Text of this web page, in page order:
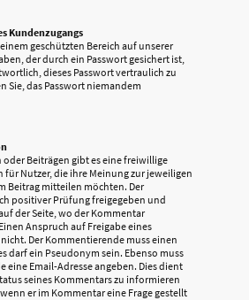
Kundenzugangs
geschützten Bereich auf unserer
der durch ein Passwort gesichert ist,
dieses Passwort vertraulich zu
Sie, das Passwort niemandem
oder Beiträgen gibt es eine freiwillige
Nutzer, die ihre Meinung zur jeweiligen
Beitrag mitteilen möchten. Der
positiver Prüfung freigegeben und
der Seite, wo der Kommentar
Anspruch auf Freigabe eines
Der Kommentierende muss einen
darf ein Pseudonym sein. Ebenso muss
eine Email-Adresse angeben. Dies dient
seines Kommentars zu informieren
er im Kommentar eine Frage gestellt